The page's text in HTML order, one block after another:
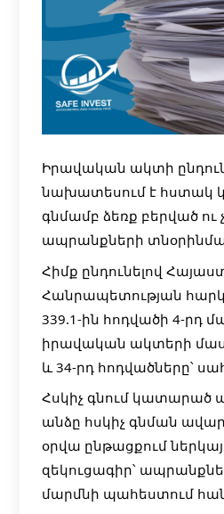
Իրավական ակտի
նախատեսում է հստակ
գնմամբ ձեռք բերված
ապրանքների
Հիմք ընդունելով
Հանրապետության
339.1-ին հոդվածի 4-րդ
իրավական ակտերի
և 34-րդ հոդվածները՝
Հսկիչ գնում
անձը հսկիչ գնման
օրվա ընթացքում
զեկուցագիր՝
մարմնի պահեստում